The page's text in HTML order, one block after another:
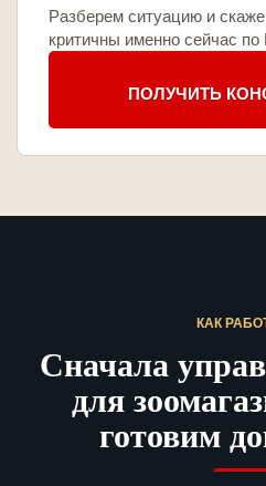
Разберем ситуацию и
критичны именно сейчас по
ПОЛУЧИТЬ
КАК
Сначала
для
готовим